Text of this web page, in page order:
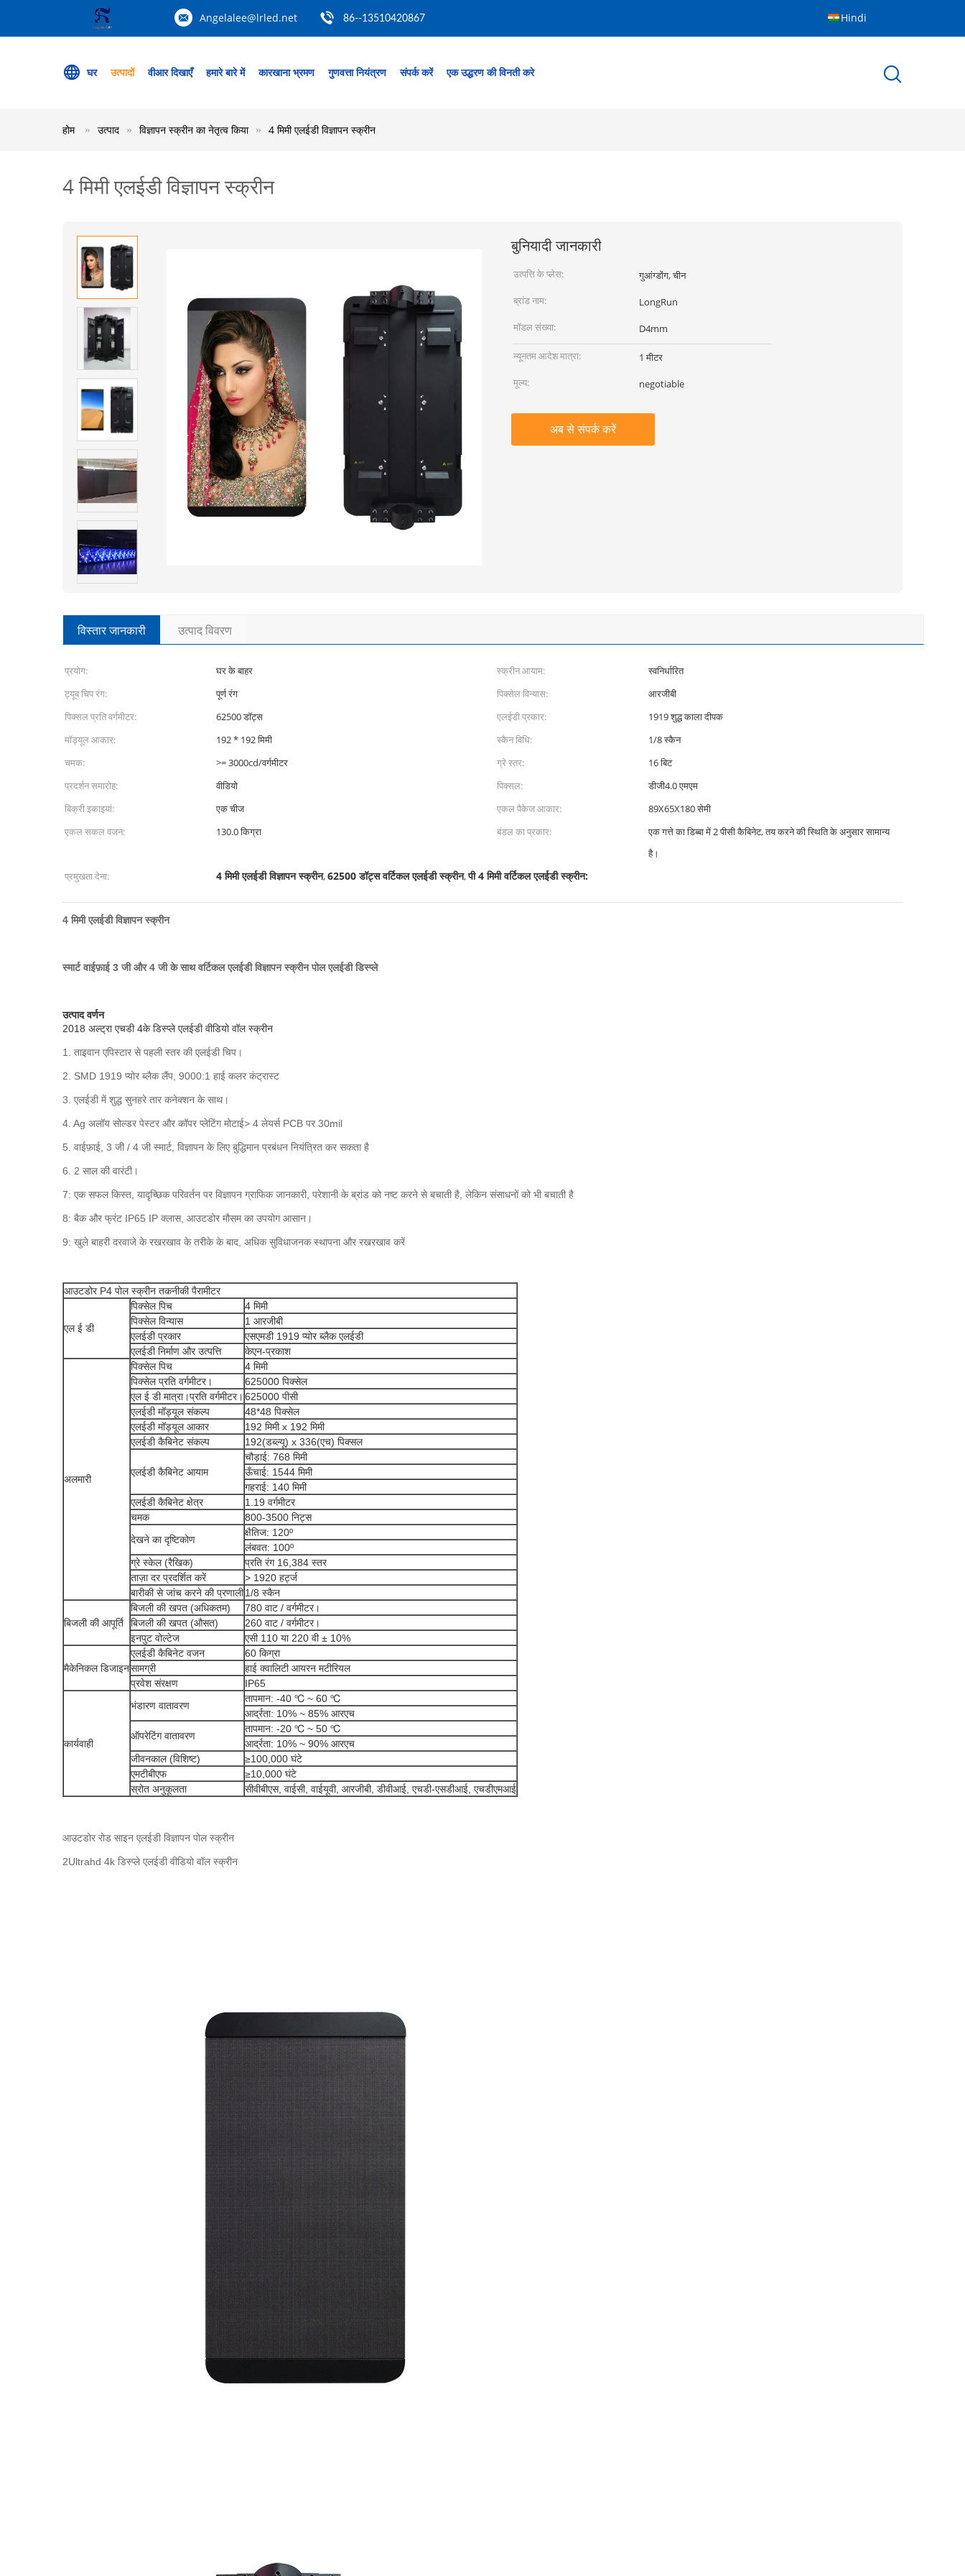
Angelalee@lrled.net 86--13510420867 Hindi
घर उत्पादों वीआर दिखाएँ हमारे बारे में कारखाना भ्रमण गुणवत्ता नियंत्रण संपर्क करें एक उद्धरण की विनती करे
होम उत्पाद विज्ञापन स्क्रीन का नेतृत्व किया 4 मिमी एलईडी विज्ञापन स्क्रीन
4 मिमी एलईडी विज्ञापन स्क्रीन
बुनियादी जानकारी
उत्पत्ति के प्लेस:
गुआंग्डोंग, चीन
ब्रांड नाम:
LongRun
मॉडल संख्या:
D4mm
न्यूनतम आदेश मात्रा:
1 मीटर
मूल्य:
negotiable
अब से संपर्क करें
विस्तार जानकारी उत्पाद विवरण
प्रयोग: घर के बाहर स्क्रीन आयाम:
स्वनिर्धारित
ट्यूब चिप रंग:
पूर्ण रंग पिक्सेल विन्यास:
आरजीबी
पिक्सल प्रति वर्गमीटर:
62500 डॉट्स एलईडी प्रकार:
1919 शुद्ध काला दीपक
मॉड्यूल आकार:
192 * 192 मिमी स्कैन विधि:
1/8 स्कैन
चमक:
>= 3000cd/वर्गमीटर ग्रे स्तर:
16 बिट
प्रदर्शन समारोह:
वीडियो पिक्सल:
डीजी4.0 एमएम
बिक्री इकाइयां:
एक चीज एकल पैकेज आकार:
89X65X180 सेमी
एकल सकल वजन:
130.0 किग्रा बंडल का प्रकार:
एक गत्ते का डिब्बा में 2 पीसी कैबिनेट, तय करने की स्थिति के अनुसार सामान्य
है।
प्रमुखता देना:
4 मिमी एलईडी विज्ञापन स्क्रीन,62500 डॉट्स वर्टिकल एलईडी स्क्रीन,पी 4 मिमी वर्टिकल एलईडी स्क्रीन:
4 मिमी एलईडी विज्ञापन स्क्रीन
स्मार्ट वाईफ़ाई 3 जी और 4 जी के साथ वर्टिकल एलईडी विज्ञापन स्क्रीन पोल एलईडी डिस्प्ले
उत्पाद वर्णन
2018 अल्ट्रा एचडी 4के डिस्प्ले एलईडी वीडियो वॉल स्क्रीन
1. ताइवान एपिस्टार से पहली स्तर की एलईडी चिप।
2. SMD 1919 प्योर ब्लैक लैंप, 9000:1 हाई कलर कंट्रास्ट
3. एलईडी में शुद्ध सुनहरे तार कनेक्शन के साथ।
4. Ag अलॉय सोल्डर पेस्टर और कॉपर प्लेटिंग मोटाई> 4 लेयर्स PCB पर 30mil
5. वाईफ़ाई, 3 जी / 4 जी स्मार्ट, विज्ञापन के लिए बुद्धिमान प्रबंधन नियंत्रित कर सकता है
6. 2 साल की वारंटी।
7: एक सफल किस्त, यादृच्छिक परिवर्तन पर विज्ञापन ग्राफिक जानकारी, परेशानी के ब्रांड को नष्ट करने से बचाती है, लेकिन संसाधनों को भी बचाती है
8: बैक और फ्रंट IP65 IP क्लास, आउटडोर मौसम का उपयोग आसान।
9: खुले बाहरी दरवाजे के रखरखाव के तरीके के बाद, अधिक सुविधाजनक स्थापना और रखरखाव करें
आउटडोर P4 पोल स्क्रीन तकनीकी पैरामीटर
एल ई डी
पिक्सेल पिच
4 मिमी
पिक्सेल विन्यास
1 आरजीबी
एलईडी प्रकार
एसएमडी 1919 प्योर ब्लैक एलईडी
एलईडी निर्माण और उत्पत्ति
केएन-प्रकाश
अलमारी
पिक्सेल पिच
4 मिमी
पिक्सेल प्रति वर्गमीटर।
625000 पिक्सेल
एल ई डी मात्रा।प्रति वर्गमीटर। 625000 पीसी
एलईडी मॉड्यूल संकल्प
48*48 पिक्सेल
एलईडी मॉड्यूल आकार
192 मिमी x 192 मिमी
एलईडी कैबिनेट संकल्प
192(डब्ल्यू) x 336(एच) पिक्सल
एलईडी कैबिनेट आयाम
चौड़ाई: 768 मिमी
ऊँचाई: 1544 मिमी
गहराई: 140 मिमी
एलईडी कैबिनेट क्षेत्र
1.19 वर्गमीटर
चमक
800-3500 निट्स
देखने का दृष्टिकोण
क्षैतिज: 120º
लंबवत: 100º
ग्रे स्केल (रैखिक)
प्रति रंग 16,384 स्तर
ताज़ा दर प्रदर्शित करें
> 1920 हर्ट्ज
बारीकी से जांच करने की प्रणाली1/8 स्कैन
बिजली की आपूर्ति
बिजली की खपत (अधिकतम)
780 वाट / वर्गमीटर।
बिजली की खपत (औसत)
260 वाट / वर्गमीटर।
इनपुट वोल्टेज
एसी 110 या 220 वी ± 10%
मैकेनिकल डिजाइन
एलईडी कैबिनेट वजन
60 किग्रा
सामग्री
हाई क्वालिटी आयरन मटीरियल
प्रवेश संरक्षण
IP65
कार्यवाही
भंडारण वातावरण
तापमान: -40 ℃ ~ 60 ℃
आर्द्रता: 10% ~ 85% आरएच
ऑपरेटिंग वातावरण
तापमान: -20 ℃ ~ 50 ℃
आर्द्रता: 10% ~ 90% आरएच
जीवनकाल (विशिष्ट)
≥100,000 घंटे
एमटीबीएफ
≥10,000 घंटे
स्रोत अनुकूलता
सीवीबीएस, वाईसी, वाईयूवी, आरजीबी, डीवीआई, एचडी-एसडीआई, एचडीएमआई
आउटडोर रोड साइन एलईडी विज्ञापन पोल स्क्रीन
2Ultrahd 4k डिस्प्ले एलईडी वीडियो वॉल स्क्रीन